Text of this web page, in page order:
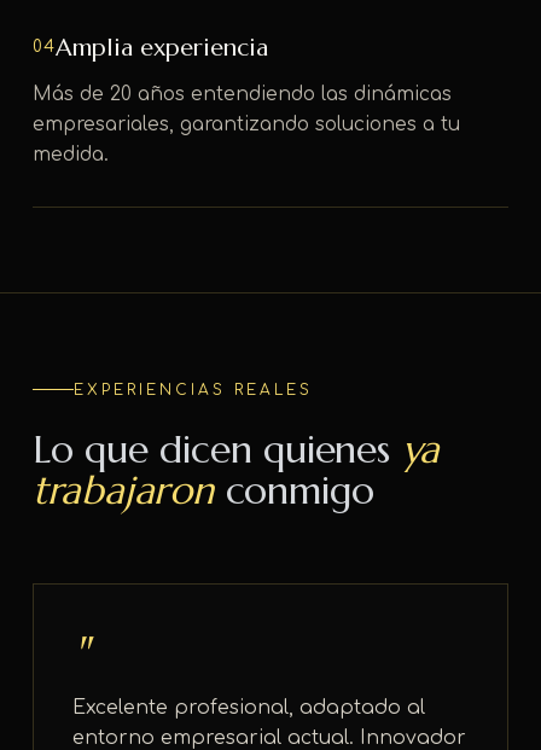
04Amplia experiencia
Más de 20 años entendiendo las dinámicas
empresariales, garantizando soluciones a tu
medida.
EXPERIENCIAS REALES
Lo que dicen quienes ya
trabajaronconmigo
"
Excelente profesional, adaptado al
entorno empresarial actual. Innovador